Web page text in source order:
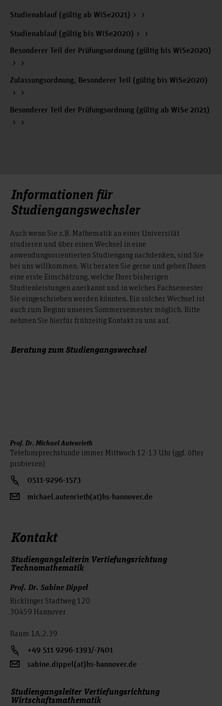
dem Hintergrund der dabei in der Regel getroffenen
vereinfachenden Annahmen kritisch zu analysieren. Die
Studierenden erwerben anhand dieser Anwendungsbeispiele
zudem Kenntnisse über ethische und gesellschaftspolitische
Fragestellungen, die mit der Anwendung dieser Methoden
Studienablauf (gültig ab WiSe2021)
Studienablauf (gültig bis WiSe2020)
Besonderer Teil der Prüfungsordnung (gültig bis WiSe2020)
Zulassungsordnung, Besonderer Teil (gültig bis WiSe2020)
Besonderer Teil der Prüfungsordnung (gültig ab WiSe 2021)
Informationen für
Studiengangswechsler
Auch wenn Sie z.B. Mathematik an einer Universität
studieren und über einen Wechsel in eine
anwendungsorientierten Studiengang nachdenken, sind Sie
bei uns willkommen. Wir beraten Sie gerne und geben Ihnen
eine erste Einschätzung, welche Ihrer bisherigen
Studienleistungen anerkannt und in welches Fachsemester
Sie eingeschrieben werden könnten. Ein solcher Wechsel ist
auch zum Beginn unseres Sommersemester möglich. Bitte
nehmen Sie hierfür frühzeitig Kontakt zu uns auf.
Beratung zum Studiengangswechsel
Prof. Dr. Michael Autenrieth
Telefonsprechstunde immer Mittwoch 12-13 Uhr (ggf. öfter
probieren)
0511-9296-1573
michael.autenrieth(at)hs-hannover.de
Kontakt
Studiengangsleiterin Vertiefungsrichtung
Technomathematik
Prof. Dr. Sabine Dippel
Ricklinger Stadtweg 120
30459 Hannover
Raum 1A.2.39
+49 511 9296-1393/-7401
sabine.dippel(at)hs-hannover.de
Studiengangsleiter Vertiefungsrichtung
Wirtschaftsmathematik